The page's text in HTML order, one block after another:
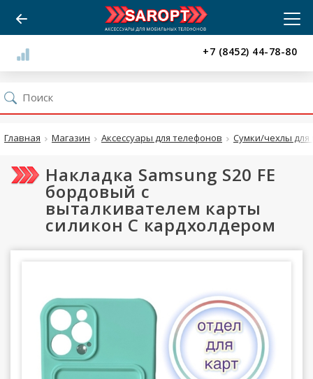
+7 (8452) 44-78-80
Главная Магазин Аксессуары для телефонов Сумки/чехлы для
Накладка Samsung S20 FE
бордовый с
выталкивателем карты
силикон С кардхолдером